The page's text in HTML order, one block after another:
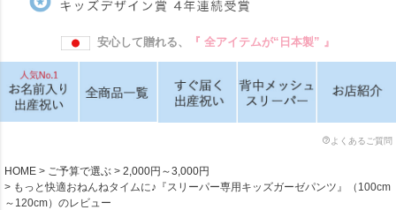
安心して贈れる、 『 全アイテムが“日本製” 』
よくあるご質問
HOME ご予算で選ぶ
2,000円～3,000円
もっと快適おねんねタイムに♪『スリーパー専用キッズガーゼパンツ』（100cm
～120cm）のレビュー